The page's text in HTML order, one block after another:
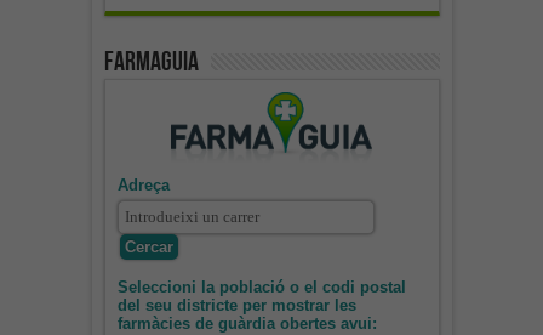
Farmaguia
Adreça
Seleccioni la població o el codi postal
del seu districte per mostrar les
farmàcies de guàrdia obertes avui: